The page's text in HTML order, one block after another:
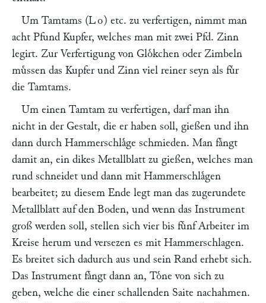
Um Tamtams (Lo) etc. zu verfertigen, nimmt man
acht Pfund Kupfer, welches man mit zwei Pfd. Zinn
legirt. Zur Verfertigung von Gloͤkchen oder Zimbeln
muͤssen das Kupfer und Zinn viel reiner seyn als fuͤr
die Tamtams.
Um einen Tamtam zu verfertigen, darf man ihn
nicht in der Gestalt, die er haben soll, gießen und ihn
dann durch Hammerschlaͤge schmieden. Man faͤngt
damit an, ein dikes Metallblatt zu gießen, welches man
rund schneidet und dann mit Hammerschlaͤgen
bearbeitet; zu diesem Ende legt man das zugerundete
Metallblatt auf den Boden, und wenn das Instrument
groß werden soll, stellen sich vier bis fuͤnf Arbeiter im
Kreise herum und versezen es mit Hammerschlagen.
Es breitet sich dadurch aus und sein Rand erhebt sich.
Das Instrument faͤngt dann an, Toͤne von sich zu
geben, welche die einer schallenden Saite nachahmen.